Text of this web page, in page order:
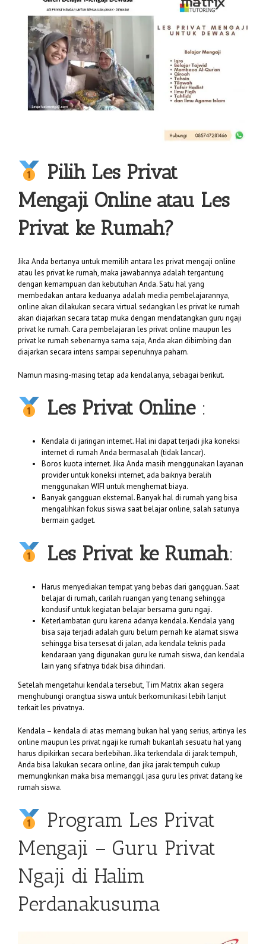
Pilih Les Privat
Mengaji Online atau Les
Privat ke Rumah?
Jika Anda bertanya untuk memilih antara les privat mengaji online
atau les privat ke rumah, maka jawabannya adalah tergantung
dengan kemampuan dan kebutuhan Anda. Satu hal yang
membedakan antara keduanya adalah media pembelajarannya,
online akan dilakukan secara virtual sedangkan les privat ke rumah
akan diajarkan secara tatap muka dengan mendatangkan guru ngaji
privat ke rumah. Cara pembelajaran les privat online maupun les
privat ke rumah sebenarnya sama saja, Anda akan dibimbing dan
diajarkan secara intens sampai sepenuhnya paham.
Namun masing-masing tetap ada kendalanya, sebagai berikut.
Les Privat Online:
Kendala di jaringan internet. Hal ini dapat terjadi jika koneksi
internet di rumah Anda bermasalah (tidak lancar).
Boros kuota internet. Jika Anda masih menggunakan layanan
provider untuk koneksi internet, ada baiknya beralih
menggunakan WIFI untuk menghemat biaya.
Banyak gangguan eksternal. Banyak hal di rumah yang bisa
mengalihkan fokus siswa saat belajar online, salah satunya
bermain gadget.
Les Privat ke Rumah:
Harus menyediakan tempat yang bebas dari gangguan. Saat
belajar di rumah, carilah ruangan yang tenang sehingga
kondusif untuk kegiatan belajar bersama guru ngaji.
Keterlambatan guru karena adanya kendala. Kendala yang
bisa saja terjadi adalah guru belum pernah ke alamat siswa
sehingga bisa tersesat di jalan, ada kendala teknis pada
kendaraan yang digunakan guru ke rumah siswa, dan kendala
lain yang sifatnya tidak bisa dihindari.
Setelah mengetahui kendala tersebut, Tim Matrix akan segera
menghubungi orangtua siswa untuk berkomunikasi lebih lanjut
terkait les privatnya.
Kendala – kendala di atas memang bukan hal yang serius, artinya les
online maupun les privat ngaji ke rumah bukanlah sesuatu hal yang
harus dipikirkan secara berlebihan. Jika terkendala di jarak tempuh,
Anda bisa lakukan secara online, dan jika jarak tempuh cukup
memungkinkan maka bisa memanggil jasa guru les privat datang ke
rumah siswa.
Program Les Privat
Mengaji – Guru Privat
Ngaji di Halim
Perdanakusuma